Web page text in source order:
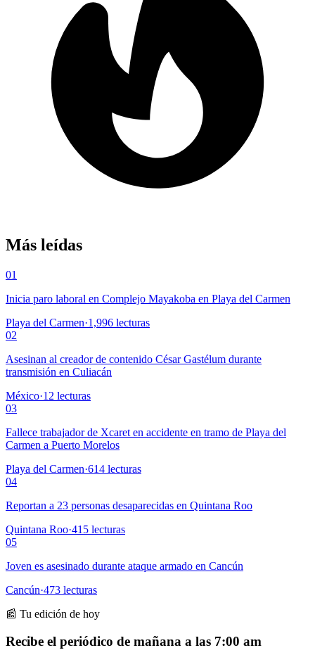
Más leídas
01
Inicia paro laboral en Complejo Mayakoba en Playa del Carmen
Playa del Carmen·1,996 lecturas
02
Asesinan al creador de contenido César Gastélum durante
transmisión en Culiacán
México·12 lecturas
03
Fallece trabajador de Xcaret en accidente en tramo de Playa del
Carmen a Puerto Morelos
Playa del Carmen·614 lecturas
04
Reportan a 23 personas desaparecidas en Quintana Roo
Quintana Roo·415 lecturas
05
Joven es asesinado durante ataque armado en Cancún
Cancún·473 lecturas
📰 Tu edición de hoy
Recibe el periódico de mañana a las 7:00 am